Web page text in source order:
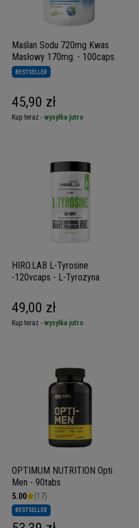
Maślan Sodu 720mg Kwas
Masłowy 170mg. - 100caps.
BESTSELLER
45,90 zł
Kup teraz - wysyłka jutro
HIRO.LAB L-Tyrosine
-120vcaps - L-Tyrozyna
49,00 zł
Kup teraz - wysyłka jutro
OPTIMUM NUTRITION Opti
Men - 90tabs
5.00 (17)
BESTSELLER